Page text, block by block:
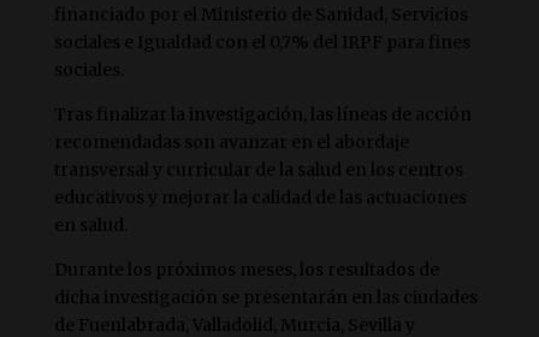
financiado por el Ministerio de Sanidad, Servicios
sociales e Igualdad con el 0,7% del IRPF para fines
sociales.
Tras finalizar la investigación, las líneas de acción
recomendadas son avanzar en el abordaje
transversal y curricular de la salud en los centros
educativos y mejorar la calidad de las actuaciones
en salud.
Durante los próximos meses, los resultados de
dicha investigación se presentarán en las ciudades
de Fuenlabrada, Valladolid, Murcia, Sevilla y